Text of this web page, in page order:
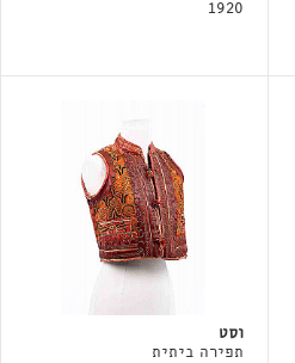
1920
וסט
תפירה ביתית